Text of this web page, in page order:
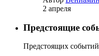
2 апреля
Предстоящие
Предстоящих